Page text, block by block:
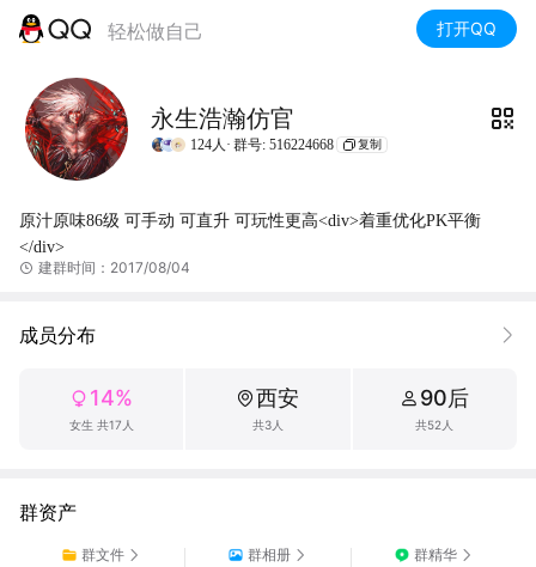
轻松做自己 打开QQ
永生浩瀚仿官
124人· 群号: 516224668 复制
原汁原味86级 可手动 可直升 可玩性更高<div>着重优化PK平衡
</div>
建群时间：2017/08/04
成员分布
14%
女生 共17人
西安
共3人
90后
共52人
群资产
群文件 群相册 群精华